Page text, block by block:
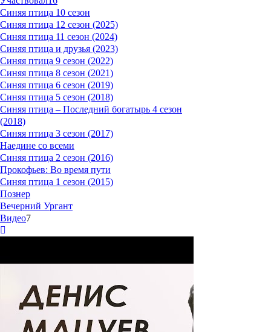
Синяя птица 10 сезон
Синяя птица 12 сезон (2025)
Синяя птица 11 сезон (2024)
Синяя птица и друзья (2023)
Синяя птица 9 сезон (2022)
Синяя птица 8 сезон (2021)
Синяя птица 6 сезон (2019)
Синяя птица 5 сезон (2018)
Синяя птица – Последний богатырь 4 сезон
(2018)
Синяя птица 3 сезон (2017)
Наедине со всеми
Синяя птица 2 сезон (2016)
Прокофьев: Во время пути
Синяя птица 1 сезон (2015)
Познер
Вечерний Ургант
Видео7